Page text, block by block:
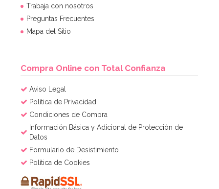
AÑADIR
Trabaja con nosotros
Preguntas Frecuentes
Mapa del Sitio
Compra Online con Total Confianza
Aviso Legal
Política de Privacidad
Condiciones de Compra
Información Básica y Adicional de Protección de
Datos
Formulario de Desistimiento
Política de Cookies